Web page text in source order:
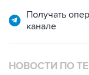
Получать
канале
НОВОСТИ ПО